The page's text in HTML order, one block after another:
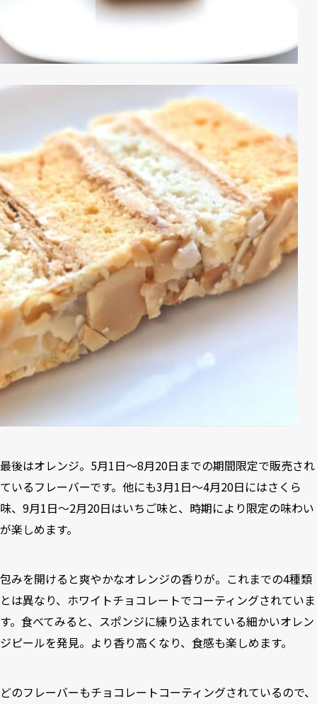
最後はオレンジ。5月1日～8月20日までの期間限定で販売され
ているフレーバーです。他にも3月1日～4月20日にはさくら
味、9月1日～2月20日はいちご味と、時期により限定の味わい
が楽しめます。
包みを開けると爽やかなオレンジの香りが。これまでの4種類
とは異なり、ホワイトチョコレートでコーティングされていま
す。食べてみると、スポンジに練り込まれている細かいオレン
ジピールを発見。より香り高くなり、食感も楽しめます。
どのフレーバーもチョコレートコーティングされているので、